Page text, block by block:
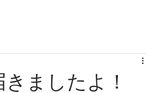
ましたよ！